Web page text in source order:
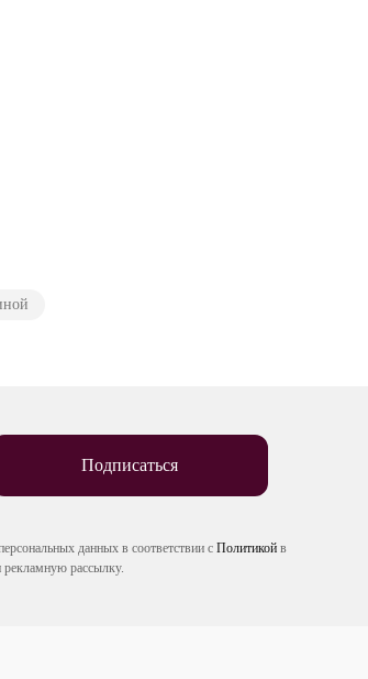
Подписаться
данных в соответствии с Политикойв
рекламную рассылку.